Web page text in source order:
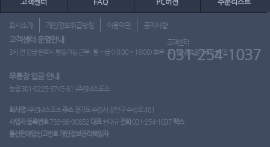
회사소개 개인정보취급방침 이용약관 공지사항
고객센터 운영안내
3시 전 입금 완료시 발송가능 근무 : 월 ~ 금 (10:00 ~ 16:00) 휴무 : 토, 일, 공휴일 (도매 불가)
고객센터
031-254-1037
무통장 입금 안내
농협 301-0225-3745-61 (주)SM스포츠
회사명 (주)SM스포츠주소경기도 수원시 장안구 수성로 401
사업자 등록번호759-88-00852 대표한대규 전화031-254-1037팩스
통신판매업신고번호 개인정보관리책임자